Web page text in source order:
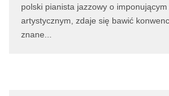
polski pianista jazzowy o
artystycznym, zdaje się bawić
znane